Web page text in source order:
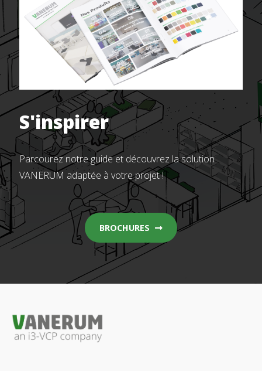
S'inspirer
Parcourez notre guide et découvrez la solution
VANERUM adaptée à votre projet !
BROCHURES